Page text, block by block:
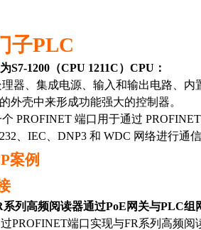
子PLC
为S7-1200 （CPU 1211C） CPU ：
器、集成电源、输入和输出电路、内
外壳中来形成功能强大的控制器。
PROFINET 端口用于通过
IEC DNP3 和 WDC 网络进行通
案例
系列高频阅读器通过PoE 网关与PLC组
PROFINET端口实现与FR系列高频阅